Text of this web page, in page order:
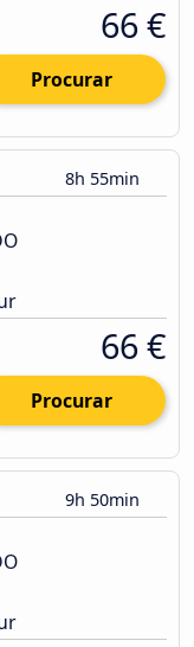
66 €
Procurar
8h 55min
66 €
Procurar
9h 50min